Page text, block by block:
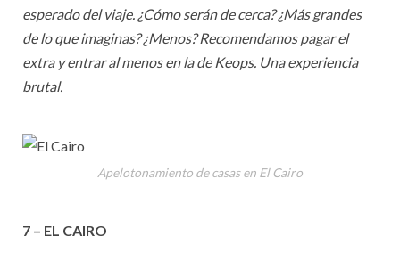
esperado del viaje. ¿Cómo serán de cerca? ¿Más grandes
de lo que imaginas? ¿Menos? Recomendamos pagar el
extra y entrar al menos en la de Keops. Una experiencia
brutal.
Apelotonamiento de casas en El Cairo
7 – EL CAIRO